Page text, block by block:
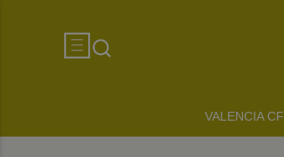
VALENCIA CF